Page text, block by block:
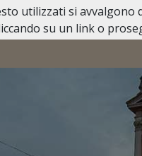
CASA FUNERARIA
utilizzati si
su un link o